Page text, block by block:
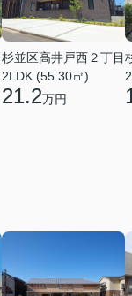
杉並区高井戸西２丁目
2LDK (55.30㎡)
21.2万円